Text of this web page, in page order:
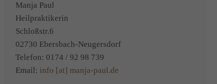
Manja Paul
Heilpraktikerin
Schloßstr.6
02730 Ebersbach-Neugersdorf
Telefon: 0174 / 92 98 739
Email: info [at] manja-paul.de